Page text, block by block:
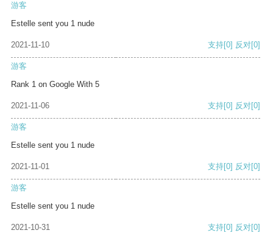
游客
Estelle sent you 1 nude
2021-11-10 支持[0] 反对[0]
游客
Rank 1 on Google With 5
2021-11-06 支持[0] 反对[0]
游客
Estelle sent you 1 nude
2021-11-01 支持[0] 反对[0]
游客
Estelle sent you 1 nude
2021-10-31 支持[0] 反对[0]